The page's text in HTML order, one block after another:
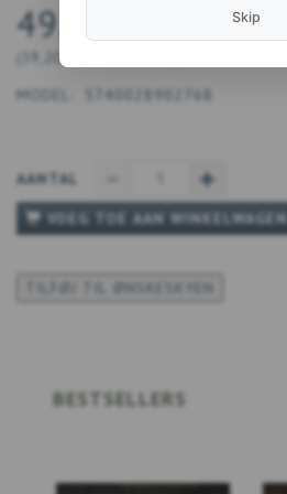
49,00 DKK
39,20 DKK
MODEL: 5740028902768
AANTAL
VOEG TOE AAN WINKELWAGEN
TILFØJ TIL ØNSKESKYEN
BESTSELLERS
Skip